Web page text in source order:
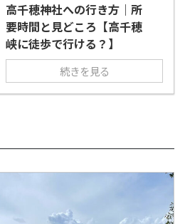
高千穂神社への行き方｜所
要時間と見どころ【高千穂
峡に徒歩で行ける？】
続きを見る